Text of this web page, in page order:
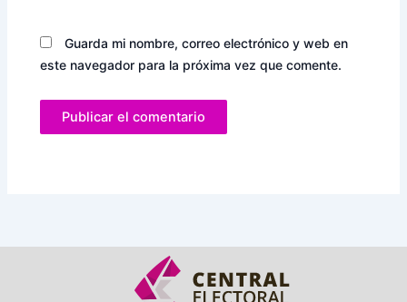
Guarda mi nombre, correo electrónico y web en
este navegador para la próxima vez que comente.